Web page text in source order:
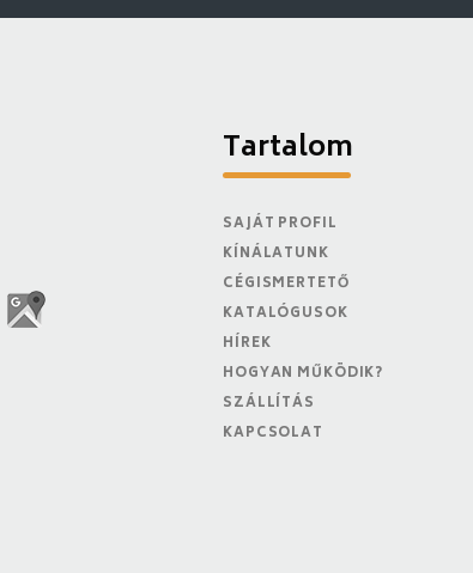
Tartalom
SAJÁT PROFIL
KÍNÁLATUNK
CÉGISMERTETŐ
KATALÓGUSOK
HÍREK
HOGYAN MŰKÖDIK?
SZÁLLÍTÁS
KAPCSOLAT